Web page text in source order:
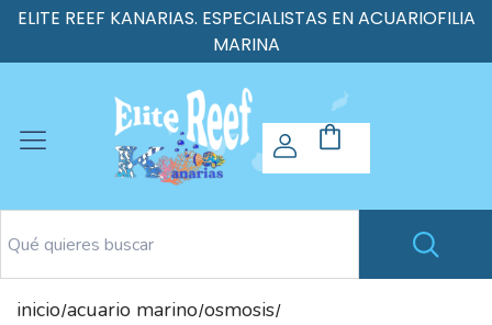
ELITE REEF KANARIAS. ESPECIALISTAS EN ACUARIOFILIA
MARINA
inicio/acuario marino/osmosis/